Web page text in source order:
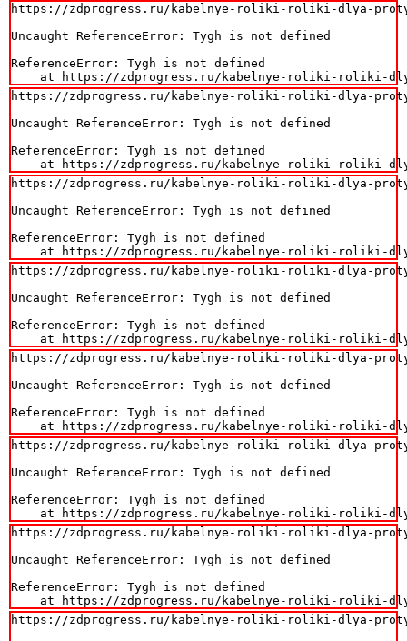
https://zdprogress.ru/kabelnye-roliki-roliki-dlya-
Uncaught ReferenceError: Tygh is not defined
ReferenceError: Tygh is not defined
at https://zdprogress.ru/kabelnye-roliki-roliki-
https://zdprogress.ru/kabelnye-roliki-roliki-dlya-
Uncaught ReferenceError: Tygh is not defined
ReferenceError: Tygh is not defined
at https://zdprogress.ru/kabelnye-roliki-roliki-
https://zdprogress.ru/kabelnye-roliki-roliki-dlya-
Uncaught ReferenceError: Tygh is not defined
ReferenceError: Tygh is not defined
at https://zdprogress.ru/kabelnye-roliki-roliki-
https://zdprogress.ru/kabelnye-roliki-roliki-dlya-
Uncaught ReferenceError: Tygh is not defined
ReferenceError: Tygh is not defined
at https://zdprogress.ru/kabelnye-roliki-roliki-
https://zdprogress.ru/kabelnye-roliki-roliki-dlya-
Uncaught ReferenceError: Tygh is not defined
ReferenceError: Tygh is not defined
at https://zdprogress.ru/kabelnye-roliki-roliki-
https://zdprogress.ru/kabelnye-roliki-roliki-dlya-
Uncaught ReferenceError: Tygh is not defined
ReferenceError: Tygh is not defined
at https://zdprogress.ru/kabelnye-roliki-roliki-
https://zdprogress.ru/kabelnye-roliki-roliki-dlya-
Uncaught ReferenceError: Tygh is not defined
ReferenceError: Tygh is not defined
at https://zdprogress.ru/kabelnye-roliki-roliki-
https://zdprogress.ru/kabelnye-roliki-roliki-dlya-